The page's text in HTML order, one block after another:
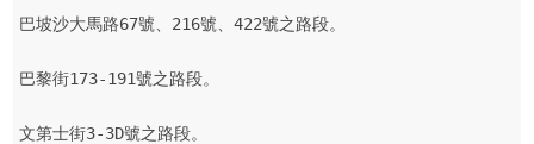
巴坡沙大馬路67號、216號、422號之路段。
巴黎街173-191號之路段。
文第士街3-3D號之路段。